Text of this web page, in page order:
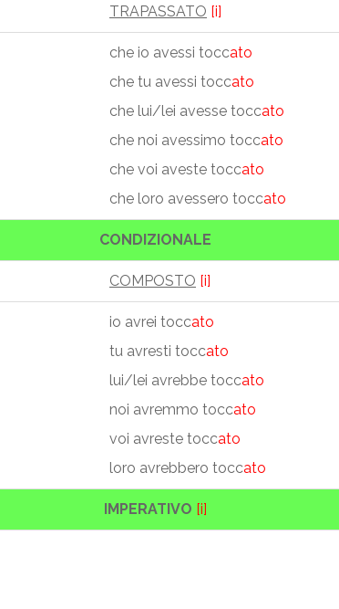
TRAPASSATO [i]
che io avessi toccato
che tu avessi toccato
che lui/lei avesse toccato
che noi avessimo toccato
che voi aveste toccato
che loro avessero toccato
CONDIZIONALE
COMPOSTO [i]
io avrei toccato
tu avresti toccato
lui/lei avrebbe toccato
noi avremmo toccato
voi avreste toccato
loro avrebbero toccato
IMPERATIVO [i]